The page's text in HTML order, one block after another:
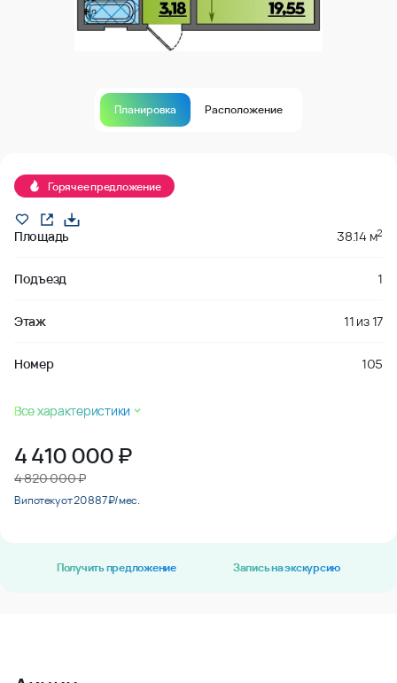
Планировка Расположение
Горячее предложение
Площадь 38.14 м2
Подъезд 1
Этаж 11 из17
Номер 105
Все характеристики
4 410 000₽
4 820 000 ₽
В ипотеку от 20 887 ₽/мес.
Получить предложение Запись на экскурсию